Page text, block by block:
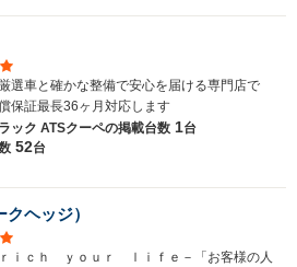
選車と確かな整備で安心を届ける専門店で
保証最長36ヶ月対応します
ック ATSクーペの掲載台数 1台
52台
ヘッジ）
ｉｃｈ ｙｏｕｒ ｌｉｆｅ－「お客様の人